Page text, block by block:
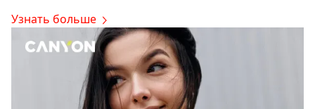
Узнать больше